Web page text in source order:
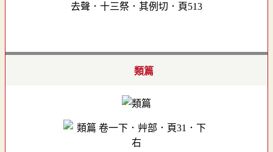
去聲．十三祭．其例切．頁513
類篇